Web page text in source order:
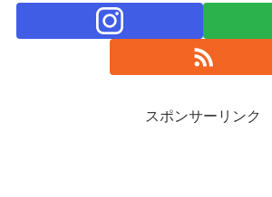
スポンサーリンク